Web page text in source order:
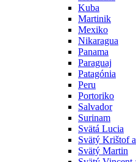
Kuba
Martinik
Mexiko
Nikaragua
Panama
Paraguaj
Patagónia
Peru
Portoriko
Salvador
Surinam
Svätá Lucia
Svätý Krištof
Svätý Martin